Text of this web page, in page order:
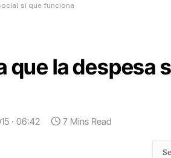
sí que funciona
que la despesa
· 06:42 7 Mins Read